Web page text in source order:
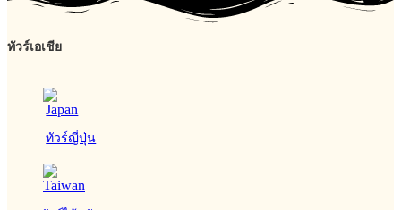
ทัวร์เอเชีย
ทัวร์ญี่ปุ่น